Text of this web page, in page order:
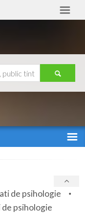
de psihologie
psihologie